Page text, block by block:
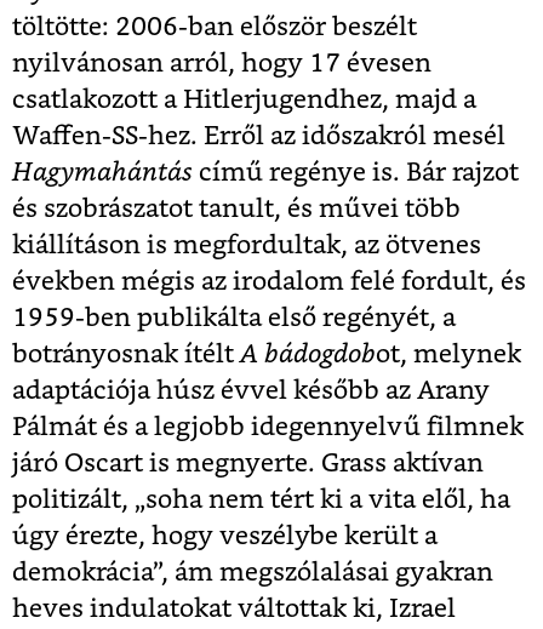
töltötte: 2006-ban először beszélt
nyilvánosan arról, hogy 17 évesen
csatlakozott a Hitlerjugendhez, majd a
Waffen-SS-hez. Erről az időszakról mesél
Hagymahántás című regénye is. Bár rajzot
és szobrászatot tanult, és művei több
kiállításon is megfordultak, az ötvenes
években mégis az irodalom felé fordult, és
1959-ben publikálta első regényét, a
botrányosnak ítélt A bádogdobot, melynek
adaptációja húsz évvel később az Arany
Pálmát és a legjobb idegennyelvű filmnek
járó Oscart is megnyerte. Grass aktívan
politizált, „soha nem tért ki a vita elől, ha
úgy érezte, hogy veszélybe került a
demokrácia”, ám megszólalásai gyakran
heves indulatokat váltottak ki, Izrael